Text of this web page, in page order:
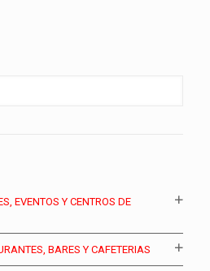
EVENTOS Y CENTROS DE
BARES Y CAFETERIAS